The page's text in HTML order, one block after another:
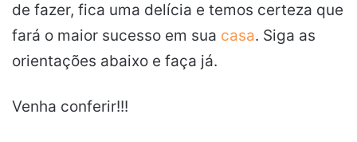
de fazer, fica uma delícia e temos certeza que
fará o maior sucesso em sua casa. Siga as
orientações abaixo e faça já.
Venha conferir!!!